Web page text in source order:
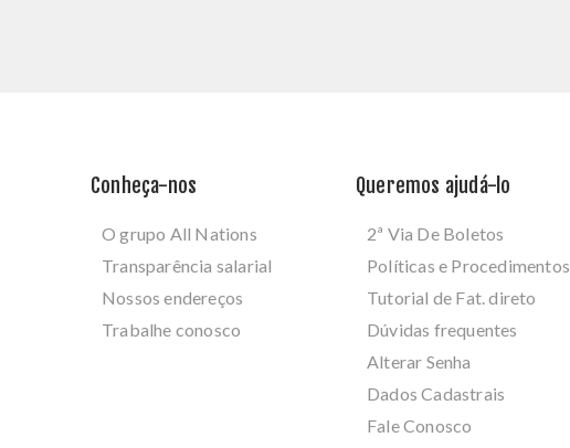
Conheça-nos
O grupo All Nations
Transparência salarial
Nossos endereços
Trabalhe conosco
Queremos ajudá-lo
2ª Via De Boletos
Políticas e Procedimentos
Tutorial de Fat. direto
Dúvidas frequentes
Alterar Senha
Dados Cadastrais
Fale Conosco